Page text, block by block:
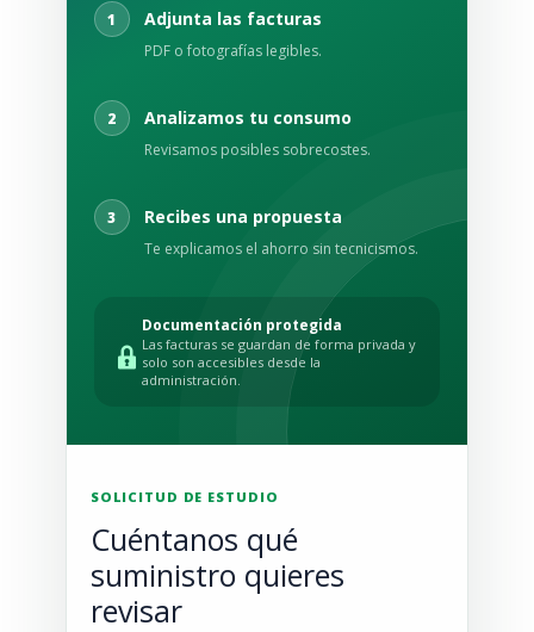
1 Adjunta las facturas
PDF o fotografías legibles.
2 Analizamos tu consumo
Revisamos posibles sobrecostes.
3 Recibes una propuesta
Te explicamos el ahorro sin tecnicismos.
Documentación protegida
Las facturas se guardan de forma privada y
solo son accesibles desde la
administración.
SOLICITUD DE ESTUDIO
Cuéntanos qué
suministro quieres
revisar